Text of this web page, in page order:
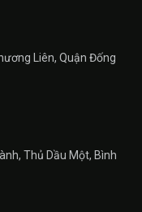
Liên, Quận Đống
Thủ Dầu Một, Bình